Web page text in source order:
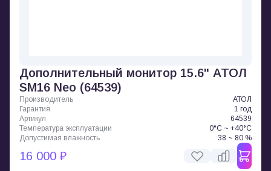
Дополнительный монитор 15.6" АТОЛ
SM16 Neo (64539)
Производитель
АТОЛ
Гарантия
1 год
Артикул
64539
Температура эксплуатации
0°C ~ +40°C
Допустимая влажность
38 ~ 80 %
16 000 ₽